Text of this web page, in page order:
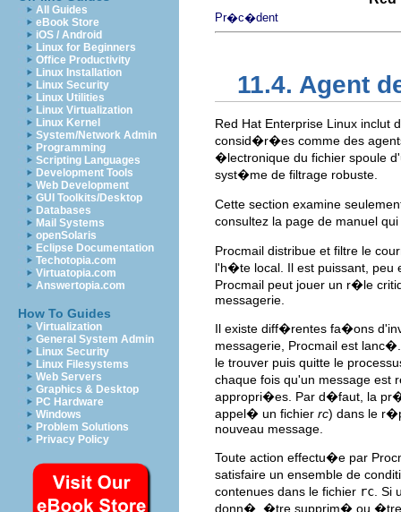
All Guides
eBook Store
iOS / Android
Linux for Beginners
Office Productivity
Linux Installation
Linux Security
Linux Utilities
Linux Virtualization
Linux Kernel
System/Network Admin
Programming
Scripting Languages
Development Tools
Web Development
GUI Toolkits/Desktop
Databases
Mail Systems
openSolaris
Eclipse Documentation
Techotopia.com
Virtuatopia.com
Answertopia.com
How To Guides
Virtualization
General System Admin
Linux Security
Linux Filesystems
Web Servers
Graphics & Desktop
PC Hardware
Windows
Problem Solutions
Privacy Policy
Pr�c�dent
11.4. Agent
Red Hat Enterprise Linux inclut
consid�r�es comme des
�lectronique du fichier spoule
syst�me de filtrage robuste.
Cette section examine
consultez la page de manuel
Procmail distribue et filtre le
l'h�te local. Il est puissant, peu
Procmail peut jouer un r�le
messagerie.
Il existe diff�rentes fa�ons
messagerie, Procmail est
le trouver puis quitte le
chaque fois qu'un message
appropri�es. Par d�faut, la
appel� un fichier rc) dans le
nouveau message.
Toute action effectu�e par
satisfaire un ensemble de
contenues dans le fichier rc .
donn�, �tre supprim� ou